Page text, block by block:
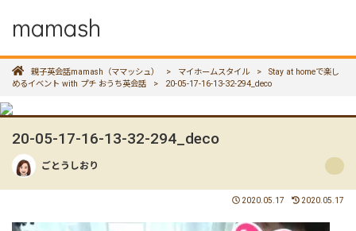
mamash
親子英会話mamash（ママッシュ） > マイホームスタイル >
Stay at homeで楽し
めるイベント with プチ おうち英会話
> 20-05-17-16-13-32-294_deco
20-05-17-16-13-32-294_deco
ごとうしおり
2020.05.17 2020.05.17